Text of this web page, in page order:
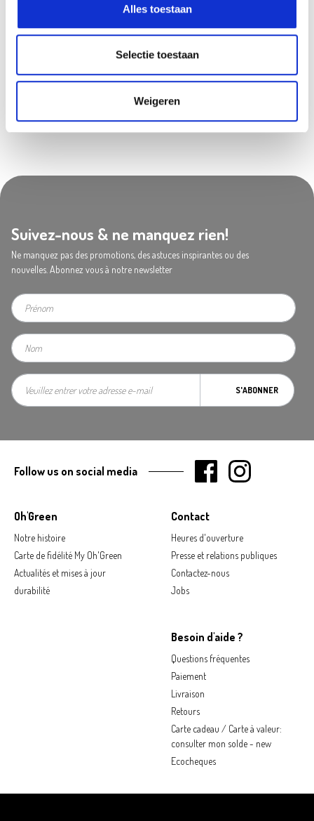
Alles toestaan
Selectie toestaan
Weigeren
Cage de transport nomad
gris m 53x67x47cm
Cage de transport nomad
49,99
Suivez-nous & ne manquez rien!
Ne manquez pas des promotions, des astuces inspirantes ou des
nouvelles. Abonnez vous à notre newsletter
S'ABONNER
Oh'Green
Notre histoire
Carte de fidélité My Oh'Green
Actualités et mises à jour
durabilité
Contact
Heures d'ouverture
Presse et relations publiques
Contactez-nous
Jobs
Besoin d'aide ?
Questions fréquentes
Paiement
Livraison
Retours
Carte cadeau / Carte à valeur:
consulter mon solde - new
Ecocheques
Follow us on social media